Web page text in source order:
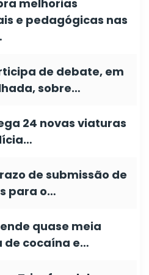
melhorias
e pedagógicas nas
de debate, em
sobre…
24 novas viaturas
de submissão de
para o…
quase meia
de cocaína e…